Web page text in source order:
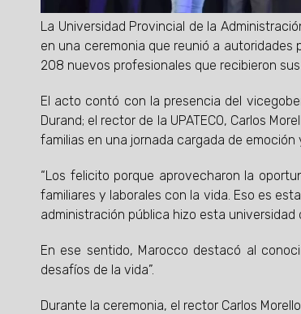
La Universidad Provincial de la
en una ceremonia que reunió a
208 nuevos profesionales que recibieron
El acto contó con la presencia del
Durand; el rector de la UPATECO, Carlos
familias en una jornada cargada de emoción
“Los felicito porque aprovecharon la
familiares y laborales con la vida. Eso es
administración pública hizo esta universidad
En ese sentido, Marocco destacó al
desafíos de la vida”.
Durante la ceremonia, el rector Carlos